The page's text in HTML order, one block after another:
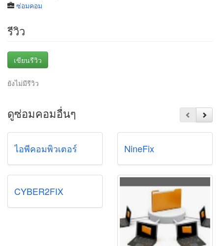
ซ่อมคอม
รีวิว
เขียนรีวิว
ยังไม่มีรีวิว
ดูซ่อมคอมอื่นๆ
ไอพีคอมพิวเตอร์ NineFix
CYBER2FIX